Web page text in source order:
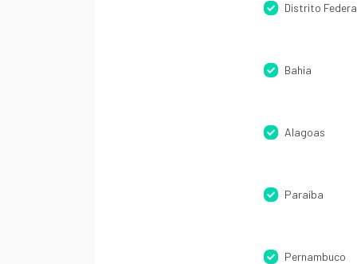
Distrito
Bahia
Alagoas
Paraíba
Pernambuco